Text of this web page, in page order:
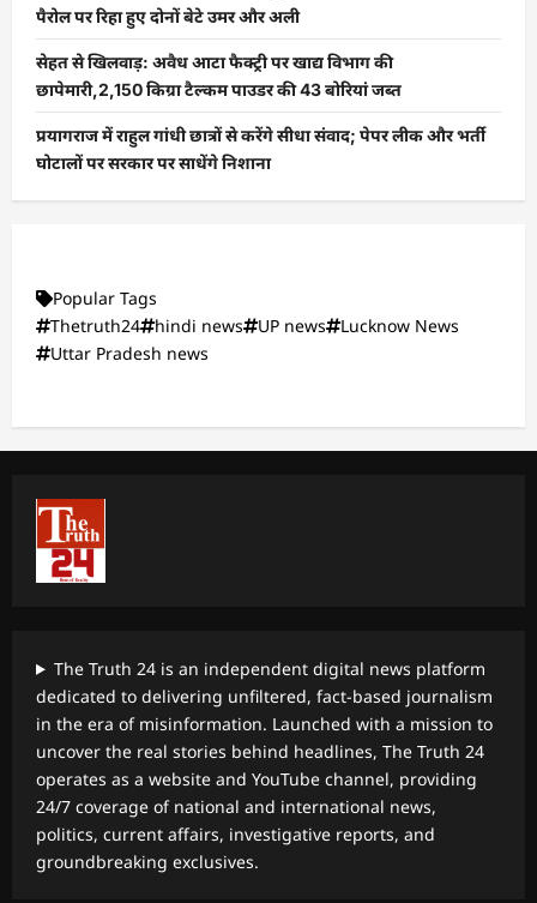
पैरोल पर रिहा हुए दोनों बेटे उमर और अली
सेहत से खिलवाड़: अवैध आटा फैक्ट्री पर खाद्य विभाग की
छापेमारी,2,150 किग्रा टैल्कम पाउडर की 43 बोरियां जब्त
प्रयागराज में राहुल गांधी छात्रों से करेंगे सीधा संवाद; पेपर लीक और भर्ती
घोटालों पर सरकार पर साधेंगे निशाना
Popular Tags
Thetruth24
hindi news UP news
Lucknow News
Uttar Pradesh news
The Truth 24 is an independent digital news platform
dedicated to delivering unfiltered, fact-based journalism
in the era of misinformation. Launched with a mission to
uncover the real stories behind headlines, The Truth 24
operates as a website and YouTube channel, providing
24/7 coverage of national and international news,
politics, current affairs, investigative reports, and
groundbreaking exclusives.